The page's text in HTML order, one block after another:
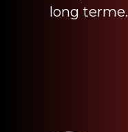
long terme.